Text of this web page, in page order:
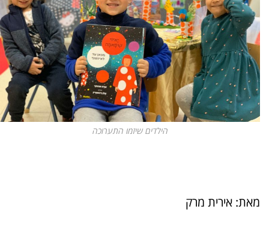
הילדים שיזמו התערוכה
מאת: אירית מרק